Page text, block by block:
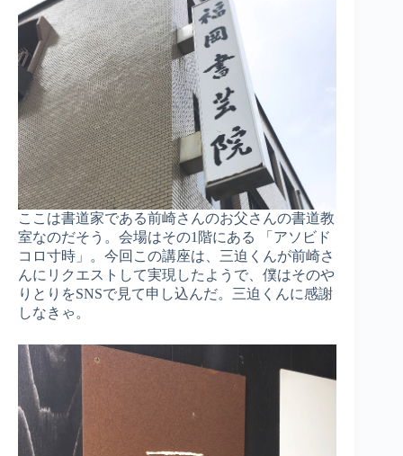
ここは書道家である前崎さんのお父さんの書道教
室なのだそう。会場はその1階にある 「アソビド
コロ寸時」。今回この講座は、三迫くんが前崎さ
んにリクエストして実現したようで、僕はそのや
りとりをSNSで見て申し込んだ。三迫くんに感謝
しなきゃ。